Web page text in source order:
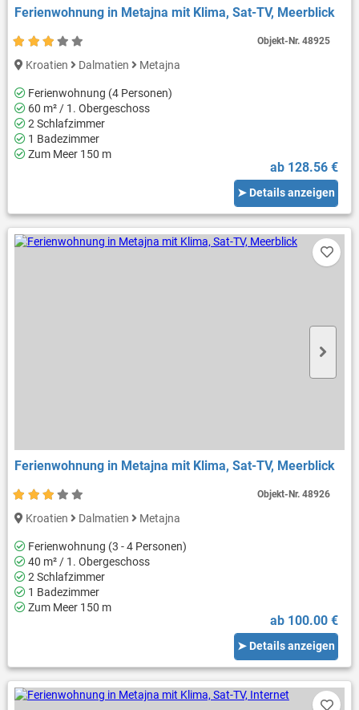
Ferienwohnung in Metajna mit Klima, Sat-TV, Meerblick
Kroatien Dalmatien Metajna
Ferienwohnung (4 Personen)
60 m² / 1. Obergeschoss
2 Schlafzimmer
1 Badezimmer
Zum Meer 150 m
ab 128.56 €
➤ Details anzeigen
Objekt-Nr.48925
Ferienwohnung in Metajna mit Klima, Sat-TV, Meerblick
Kroatien Dalmatien Metajna
Ferienwohnung (3 - 4 Personen)
40 m² / 1. Obergeschoss
2 Schlafzimmer
1 Badezimmer
Zum Meer 150 m
ab 100.00 €
➤ Details anzeigen
Objekt-Nr.48926